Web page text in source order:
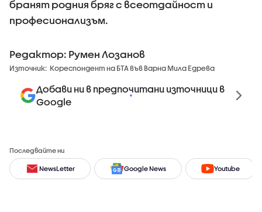
бранят родния бряг с всеотдайност и
професионализъм.
Редактор: Румен Лозанов
Източник: Кореспондент на БТА във Варна Мила Едрева
Добави ни в предпочитани източници в
Google
Последвайте ни
NewsLetter Google News Youtube